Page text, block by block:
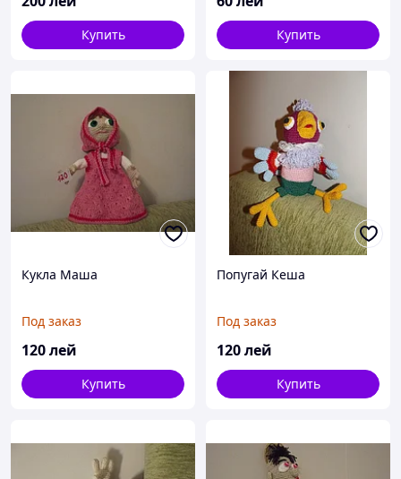
Купить Купить
Кукла Маша
Под заказ
120лей
Купить
Попугай Кеша
Под заказ
120лей
Купить